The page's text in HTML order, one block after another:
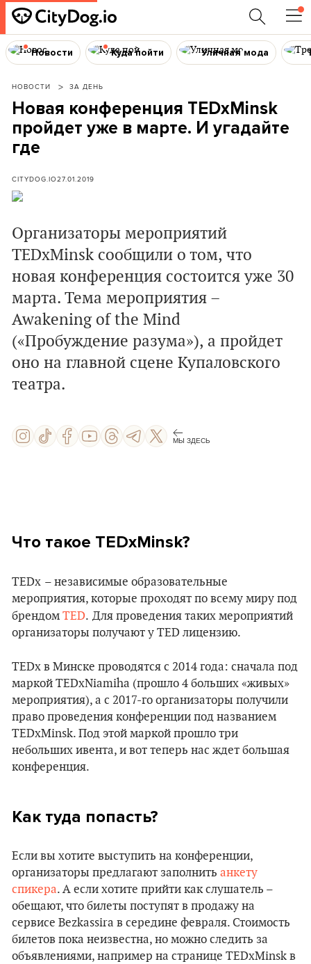
Новости Куда пойти Уличная мода
НОВОСТИ ЗА ДЕНЬ
Новая конференция TEDxMinsk
пройдет уже в марте. И угадайте
где
CITYDOG.IO27.01.2019
Организаторы мероприятий
TEDxMinsk сообщили о том, что
новая конференция состоится уже 30
марта. Тема мероприятия –
Awakening of the Mind
(«Пробуждение разума»), а пройдет
оно на главной сцене Купаловского
театра.
МЫ ЗДЕСЬ
Что такое TEDxMinsk?
TEDx – независимые образовательные
мероприятия, которые проходят по всему миру под
брендом TED. Для проведения таких мероприятий
организаторы получают у TED лицензию.
TEDx в Минске проводятся с 2014 года: сначала под
маркой TEDxNiamiha (прошло 4 больших «живых»
мероприятия), а с 2017-го организаторы получили
право проведения конференции под названием
TEDxMinsk. Под этой маркой прошло три
небольших ивента, и вот теперь нас ждет большая
конференция.
Как туда попасть?
Если вы хотите выступить на конференции,
организаторы предлагают заполнить анкету
спикера. А если хотите прийти как слушатель –
обещают, что билеты поступят в продажу на
сервисе Bezkassira в середине февраля. Стоимость
билетов пока неизвестна, но можно следить за
объявлениями, например на странице TEDxMinsk в